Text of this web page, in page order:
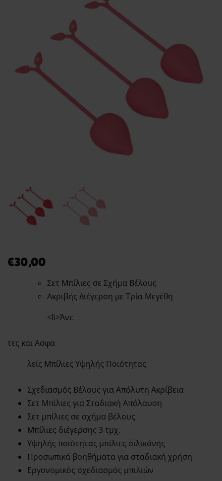
€30,00
Σετ Μπίλιες σε Σχήμα Βέλους
Ακριβής Διέγερση με Τρία Μεγέθη
<li>Άνε
τες και Ασφα
λείς Μπίλιες Υψηλής Ποιότητας
Σχεδιασμός Βέλους για Απόλυτη Ακρίβεια
Σετ Μπίλιες για Σταδιακή Απόλαυση
Σετ μπίλιες σε σχήμα βέλους
Μπίλιες διέγερσης 3 τμχ.
Υψηλής ποιότητας μπίλιες σιλικόνης
Προσωπικά βοηθήματα για σταδιακή χρήση
Εργονομικός σχεδιασμός μπιλιών